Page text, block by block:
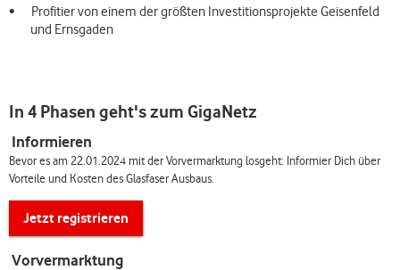
Profitier von einem der größten Investitionsprojekte Geisenfeld
und Ernsgaden
In 4 Phasen geht's zum GigaNetz
Informieren
Bevor es am 22.01.2024 mit der Vorvermarktung losgeht: Informier Dich über
Vorteile und Kosten des Glasfaser Ausbaus.
Jetzt registrieren
Vorvermarktung